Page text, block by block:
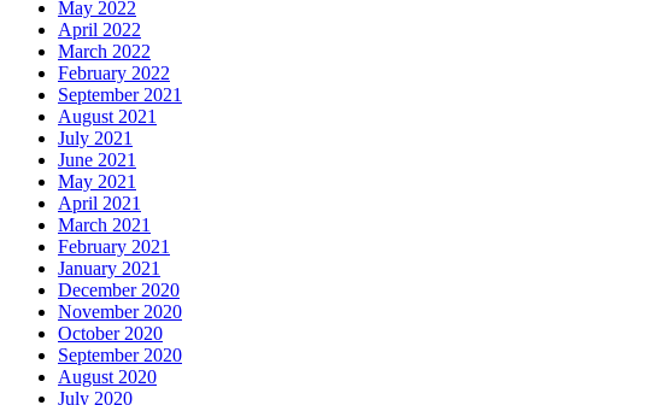
May 2022
April 2022
March 2022
February 2022
September 2021
August 2021
July 2021
June 2021
May 2021
April 2021
March 2021
February 2021
January 2021
December 2020
November 2020
October 2020
September 2020
August 2020
July 2020